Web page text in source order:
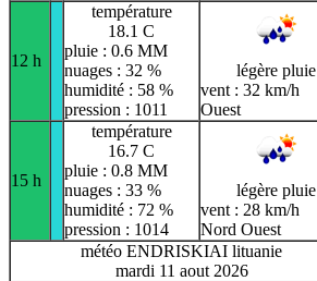
12 h
température
18.1 C
pluie : 0.6 MM
nuages : 32 %
humidité : 58 %
pression : 1011
légère pluie
vent : 32 km/h
Ouest
15 h
température
16.7 C
pluie : 0.8 MM
nuages : 33 %
humidité : 72 %
pression : 1014
légère pluie
vent : 28 km/h
Nord Ouest
météo ENDRISKIAI lituanie
mardi 11 aout 2026